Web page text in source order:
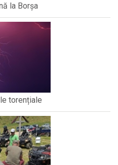
la Borșa
torențiale